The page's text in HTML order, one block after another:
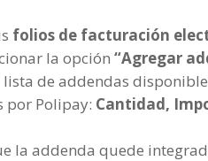
folios de facturación
la opción“Agregar
lista de addendas
por Polipay: Cantidad,
la addenda quede